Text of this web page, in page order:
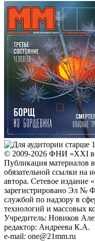
© 2009-2026 ФHИ «XXI
Публикация материалов
обязательной ссылки на
автора. Сетевое
зарегистрировано Эл №
службой по надзору в
технологий и массовых
Учредитель: Новиков
редактор: Андреева К.А.
e-mail: one@21mm.ru